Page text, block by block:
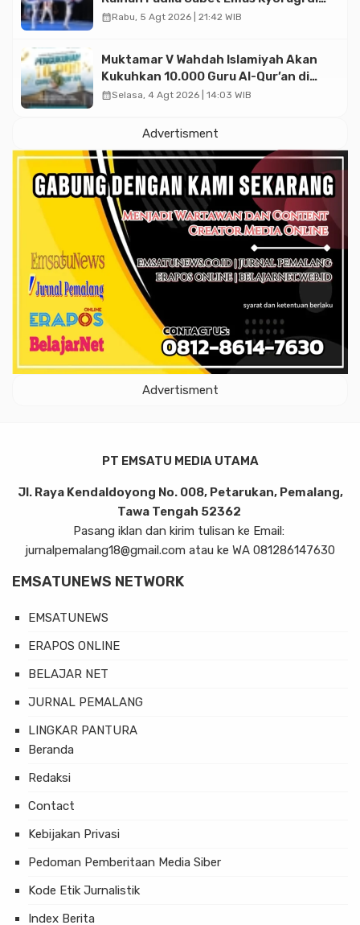
Asian Taekwondo Indonesia Open
calendar_monthRabu, 5 Agt 2026 | 21:42 WIB
Muktamar V Wahdah Islamiyah Akan
Kukuhkan 10.000 Guru Al-Qur’an di
Masjid Istiqlal
calendar_monthSelasa, 4 Agt 2026 | 14:03 WIB
Advertisment
Advertisment
PT EMSATU MEDIA UTAMA
Jl. Raya Kendaldoyong No. 008, Petarukan, Pemalang,
Tawa Tengah 52362
Pasang iklan dan kirim tulisan ke Email:
jurnalpemalang18@gmail.com atau ke WA 081286147630
EMSATUNEWS NETWORK
EMSATUNEWS
ERAPOS ONLINE
BELAJAR NET
JURNAL PEMALANG
LINGKAR PANTURA
Beranda
Redaksi
Contact
Kebijakan Privasi
Pedoman Pemberitaan Media Siber
Kode Etik Jurnalistik
Index Berita